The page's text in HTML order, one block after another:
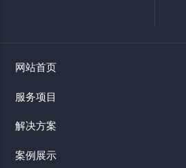
网站首页
服务项目
解决方案
案例展示